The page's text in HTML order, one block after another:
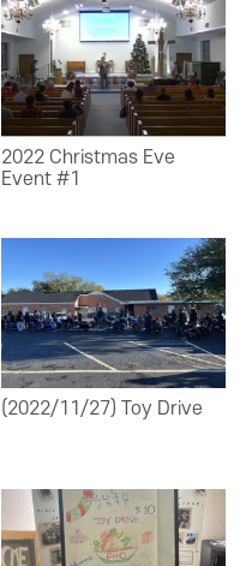
2022 Christmas Eve
Event #1
(2022/11/27) Toy Drive